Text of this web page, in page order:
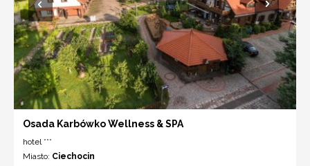
Osada Karbówko Wellness & SPA
hotel ***
Miasto: Ciechocin